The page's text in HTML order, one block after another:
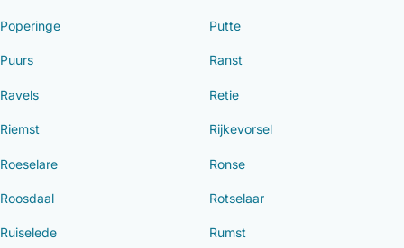
Poperinge Putte
Puurs Ranst
Ravels Retie
Riemst Rijkevorsel
Roeselare Ronse
Roosdaal Rotselaar
Ruiselede Rumst